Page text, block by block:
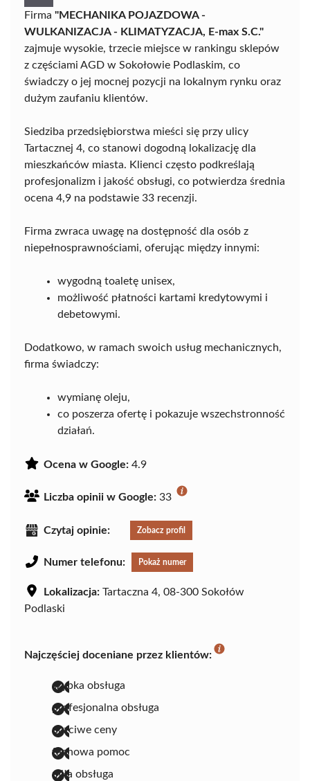
Firma "MECHANIKA POJAZDOWA -
WULKANIZACJA - KLIMATYZACJA, E-max S.C."
zajmuje wysokie, trzecie miejsce w rankingu sklepów
z częściami AGD w Sokołowie Podlaskim, co
świadczy o jej mocnej pozycji na lokalnym rynku oraz
dużym zaufaniu klientów.
Siedziba przedsiębiorstwa mieści się przy ulicy
Tartacznej 4, co stanowi dogodną lokalizację dla
mieszkańców miasta. Klienci często podkreślają
profesjonalizm i jakość obsługi, co potwierdza średnia
ocena 4,9 na podstawie 33 recenzji.
Firma zwraca uwagę na dostępność dla osób z
niepełnosprawnościami, oferując między innymi:
wygodną toaletę unisex,
możliwość płatności kartami kredytowymi i
debetowymi.
Dodatkowo, w ramach swoich usług mechanicznych,
firma świadczy:
wymianę oleju,
co poszerza ofertę i pokazuje wszechstronność
działań.
Ocena w Google: 4.9
Liczba opinii w Google: 33
Czytaj opinie: Zobacz profil
Numer telefonu: Pokaż numer
Lokalizacja: Tartaczna 4, 08-300 Sokołów
Podlaski
Najczęściej doceniane przez klientów:
szybka obsługa
profesjonalna obsługa
uczciwe ceny
fachowa pomoc
miła obsługa